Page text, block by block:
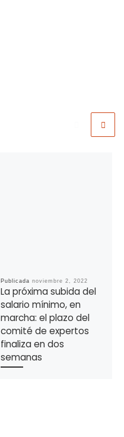
Publicada noviembre 2, 2022
La próxima subida del
salario mínimo, en
marcha: el plazo del
comité de expertos
finaliza en dos
semanas